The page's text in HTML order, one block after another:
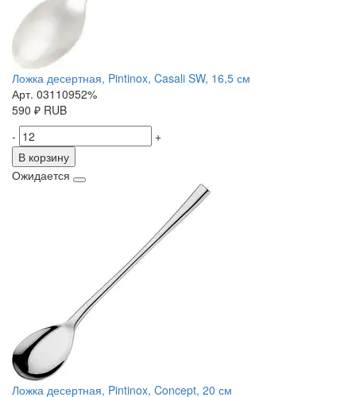
Ложка десертная, Pintinox, Casali SW, 16,5 см
Арт. 03110952%
590 ₽ RUB
-
+
В корзину
Ожидается
Ложка десертная, Pintinox, Concept, 20 см